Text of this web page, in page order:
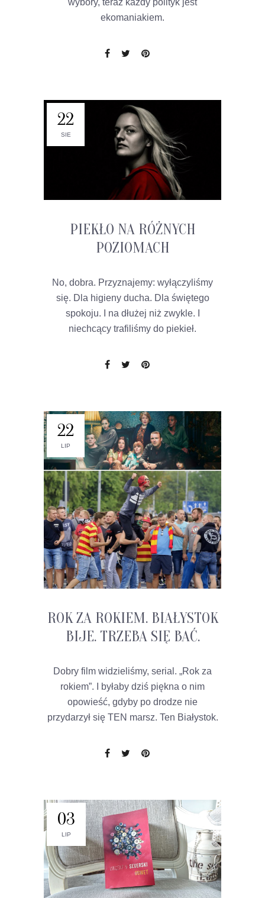
wybory, teraz każdy polityk jest
ekomaniakiem.
22
SIE
PIEKŁO NA RÓŻNYCH
POZIOMACH
No, dobra. Przyznajemy: wyłączyliśmy
się. Dla higieny ducha. Dla świętego
spokoju. I na dłużej niż zwykle. I
niechcący trafiliśmy do piekieł.
22
LIP
ROK ZA ROKIEM. BIAŁYSTOK
BIJE. TRZEBA SIĘ BAĆ.
Dobry film widzieliśmy, serial. „Rok za
rokiem”. I byłaby dziś piękna o nim
opowieść, gdyby po drodze nie
przydarzył się TEN marsz. Ten Białystok.
03
LIP